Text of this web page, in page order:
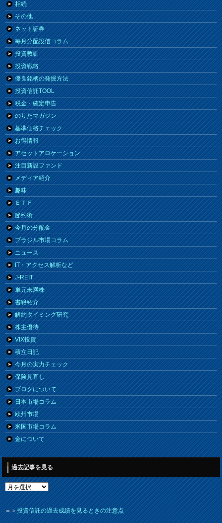
相続
その他
ネット証券
毎月分配投信コラム
投資教訓
投資戦略
優良銘柄の発掘方法
投資信託TOOL
税金・確定申告
のりたマガジン
基準価格チェック
お得情報
アセットアロケーション
注目新設ファンド
メディア紹介
趣味
ＥＴＦ
節約術
今月の分配金
ブラジル市場コラム
ニュース
IT・アクセス解析など
J-REIT
単元未満株
書籍紹介
解約タイミング研究
株主優待
VIX投資
積立日記
今月の実力チェック
保険見直し
ブログについて
日本市場コラム
欧州市場
米国市場コラム
金について
過去記事を見る
＝＞投資信託の過去成績を見るときの注意点